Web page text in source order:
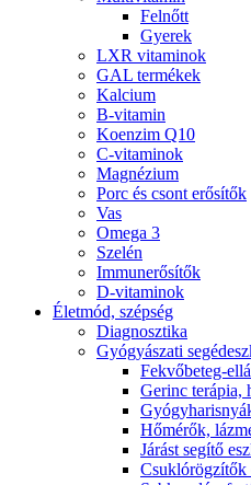
Felnőtt
Gyerek
LXR vitaminok
GAL termékek
Kalcium
B-vitamin
Koenzim Q10
C-vitaminok
Magnézium
Porc és csont erősítők
Vas
Omega 3
Szelén
Immunerősítők
D-vitaminok
Életmód, szépség
Diagnosztika
Gyógyászati
Fekvőbeteg-
Gerinc terápia,
Hőmérők,
Járást segítő